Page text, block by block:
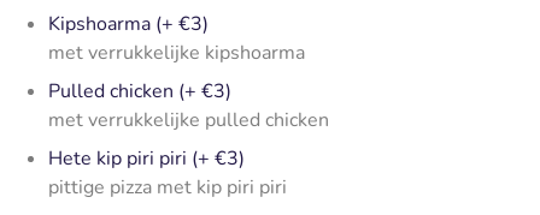
Kipshoarma (+ €3)
met verrukkelijke kipshoarma
Pulled chicken (+ €3)
met verrukkelijke pulled chicken
Hete kip piri piri (+ €3)
pittige pizza met kip piri piri